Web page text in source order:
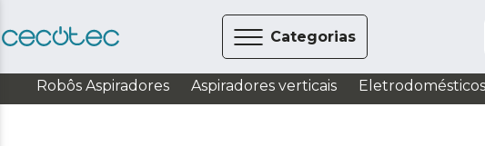
Categorias
Robôs Aspiradores Aspiradores verticais Eletrodomésticos